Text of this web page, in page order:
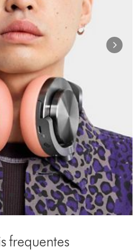
frequentes